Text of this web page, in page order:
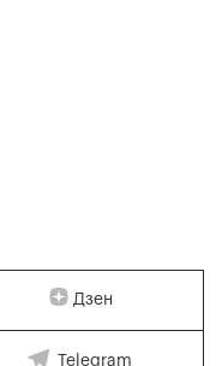
Дзен
Telegram